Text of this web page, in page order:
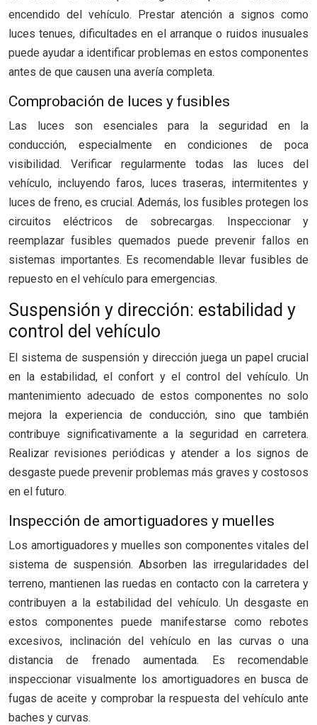
encendido del vehículo. Prestar atención a signos como
luces tenues, dificultades en el arranque o ruidos inusuales
puede ayudar a identificar problemas en estos componentes
antes de que causen una avería completa.
Comprobación de luces y fusibles
Las luces son esenciales para la seguridad en la
conducción, especialmente en condiciones de poca
visibilidad. Verificar regularmente todas las luces del
vehículo, incluyendo faros, luces traseras, intermitentes y
luces de freno, es crucial. Además, los fusibles protegen los
circuitos eléctricos de sobrecargas. Inspeccionar y
reemplazar fusibles quemados puede prevenir fallos en
sistemas importantes. Es recomendable llevar fusibles de
repuesto en el vehículo para emergencias.
Suspensión y dirección: estabilidad y
control del vehículo
El sistema de suspensión y dirección juega un papel crucial
en la estabilidad, el confort y el control del vehículo. Un
mantenimiento adecuado de estos componentes no solo
mejora la experiencia de conducción, sino que también
contribuye significativamente a la seguridad en carretera.
Realizar revisiones periódicas y atender a los signos de
desgaste puede prevenir problemas más graves y costosos
en el futuro.
Inspección de amortiguadores y muelles
Los amortiguadores y muelles son componentes vitales del
sistema de suspensión. Absorben las irregularidades del
terreno, mantienen las ruedas en contacto con la carretera y
contribuyen a la estabilidad del vehículo. Un desgaste en
estos componentes puede manifestarse como rebotes
excesivos, inclinación del vehículo en las curvas o una
distancia de frenado aumentada. Es recomendable
inspeccionar visualmente los amortiguadores en busca de
fugas de aceite y comprobar la respuesta del vehículo ante
baches y curvas.